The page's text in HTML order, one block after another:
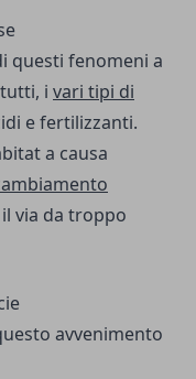
questi fenomeni a
i vari tipi di
e fertilizzanti.
a causa
via da troppo
avvenimento